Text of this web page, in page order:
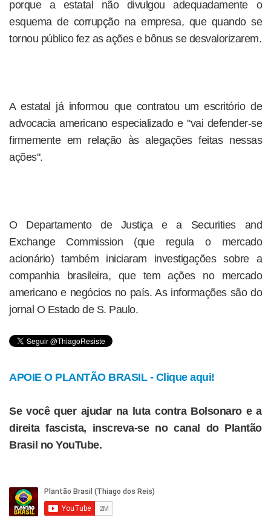
porque a estatal não divulgou adequadamente o
esquema de corrupção na empresa, que quando se
tornou público fez as ações e bônus se desvalorizarem.
A estatal já informou que contratou um escritório de
advocacia americano especializado e "vai defender-se
firmemente em relação às alegações feitas nessas
ações".
O Departamento de Justiça e a Securities and
Exchange Commission (que regula o mercado
acionário) também iniciaram investigações sobre a
companhia brasileira, que tem ações no mercado
americano e negócios no país. As informações são do
jornal O Estado de S. Paulo.
APOIE O PLANTÃO BRASIL - Clique aqui!
Se você quer ajudar na luta contra Bolsonaro e a
direita fascista, inscreva-se no canal do Plantão
Brasil no YouTube.